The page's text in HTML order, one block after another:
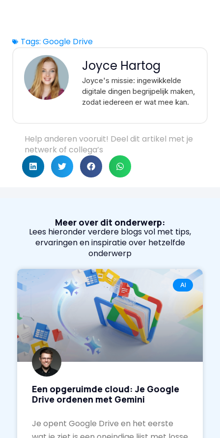
Tags: Google Drive
Joyce Hartog
Joyce's missie: ingewikkelde
digitale dingen begrijpelijk maken,
zodat iedereen er wat mee kan.
Help anderen vooruit! Deel dit artikel met je
netwerk of collega’s
Meer over dit onderwerp:
Lees hieronder verdere blogs vol met tips,
ervaringen en inspiratie over hetzelfde
onderwerp
AI
Een opgeruimde cloud: Je Google
Drive ordenen met Gemini
Je opent Google Drive en het eerste